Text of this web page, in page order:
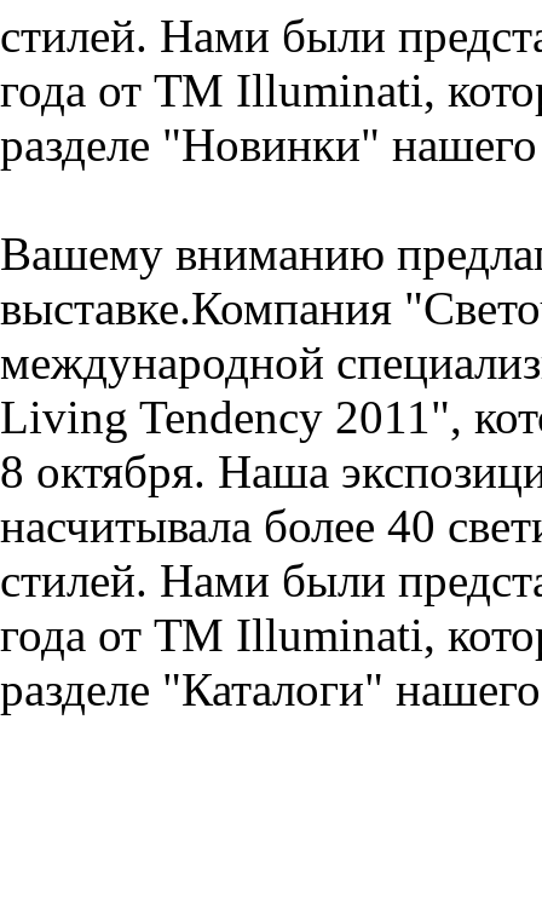
стилей. Нами были
года от ТМ Illuminati,
разделе "Новинки" нашего
Вашему вниманию
выставке.Компания
международной
Living Tendency 2011",
8 октября. Наша
насчитывала более 40
стилей. Нами были
года от ТМ Illuminati,
разделе "Каталоги"